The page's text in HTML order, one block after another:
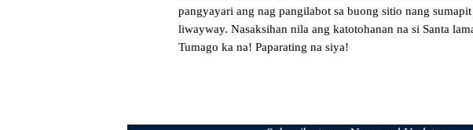
pangyayari ang nag pangilabot sa buong sitio nang
liwayway. Nasaksihan nila ang katotohanan na si Santa
Tumago ka na! Paparating na siya!